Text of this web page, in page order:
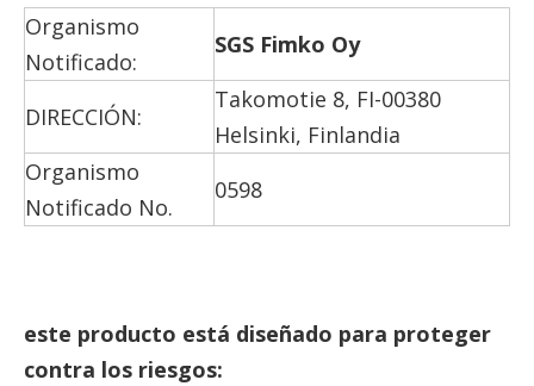
Organismo
Notificado:
SGS Fimko Oy
DIRECCIÓN:
Takomotie 8, FI-00380
Helsinki, Finlandia
Organismo
Notificado No.
0598
este producto está diseñado para proteger
contra los riesgos: